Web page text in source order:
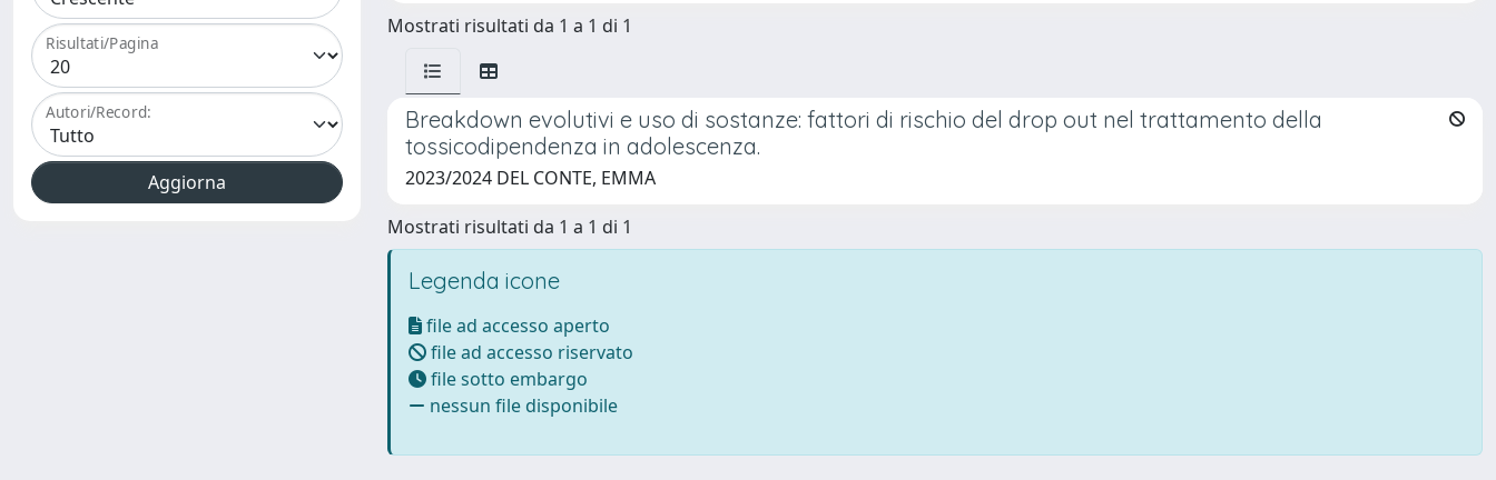
Risultati/Pagina
Autori/Record:
Mostrati risultati da 1 a 1 di 1
Breakdown evolutivi e uso di sostanze: fattori di rischio del drop out nel trattamento della
tossicodipendenza in adolescenza.
2023/2024 DEL CONTE, EMMA
Mostrati risultati da 1 a 1 di 1
Legenda icone
file ad accesso aperto
file ad accesso riservato
file sotto embargo
nessun file disponibile